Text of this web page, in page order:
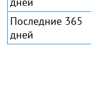
Последние 365
дней